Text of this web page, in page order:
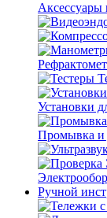
Аксессуары
Установки
Промывка и
Ручной